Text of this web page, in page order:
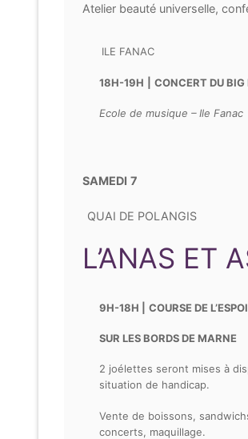
Atelier beauté universelle,
ILE FANAC
18H-19H CONCERT DU BIG
Ecole de musique – Ile Fanac
SAMEDI 7
QUAI DE POLANGIS
L’ANAS ET
9H-18H | COURSE DE
SUR LES BORDS DE MARNE
2 joélettes seront mises à
situation de handicap.
Vente de boissons,
concerts, maquillage.